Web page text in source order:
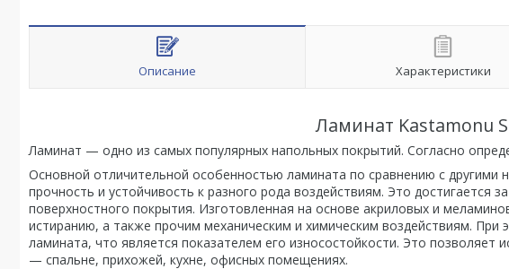
Описание Характеристики
Ламинат Kastamonu
Ламинат — одно из самых популярных напольных покрытий. Согласно
Основной отличительной особенностью ламината по сравнению с другими
прочность и устойчивость к разного рода воздействиям. Это достигается
поверхностного покрытия. Изготовленная на основе акриловых и
истиранию, а также прочим механическим и химическим воздействиям. При
ламината, что является показателем его износостойкости. Это
— спальне, прихожей, кухне, офисных помещениях.